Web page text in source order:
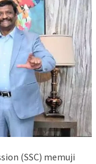
(SSC) memuji